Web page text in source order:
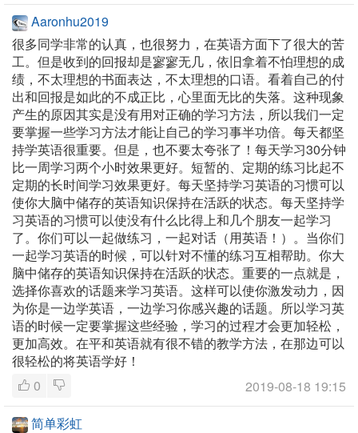
Aaronhu2019
很多同学非常的认真，也很努力，在英语方面下了很大的苦
工。但是收到的回报却是寥寥无几，依旧拿着不怕理想的成
绩，不太理想的书面表达，不太理想的口语。看着自己的付
出和回报是如此的不成正比，心里面无比的失落。这种现象
产生的原因其实是没有用对正确的学习方法，所以我们一定
要掌握一些学习方法才能让自己的学习事半功倍。每天都坚
持学英语很重要。但是，也不要太夸张了！每天学习30分钟
比一周学习两个小时效果更好。短暂的、定期的练习比起不
定期的长时间学习效果更好。每天坚持学习英语的习惯可以
使你大脑中储存的英语知识保持在活跃的状态。每天坚持学
习英语的习惯可以使没有什么比得上和几个朋友一起学习
了。你们可以一起做练习，一起对话（用英语！）。当你们
一起学习英语的时候，可以针对不懂的练习互相帮助。你大
脑中储存的英语知识保持在活跃的状态。重要的一点就是，
选择你喜欢的话题来学习英语。这样可以使你激发动力，因
为你是一边学英语，一边学习你感兴趣的话题。所以学习英
语的时候一定要掌握这些经验，学习的过程才会更加轻松，
更加高效。在平和英语就有很不错的教学方法，在那边可以
很轻松的将英语学好！
0
2019-08-18 19:15
简单彩虹